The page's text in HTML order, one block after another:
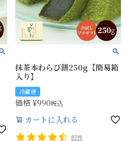
抹茶本わらび餅250g【簡易箱
入り】
冷蔵便
価格¥990税込
カートに入れる
87件